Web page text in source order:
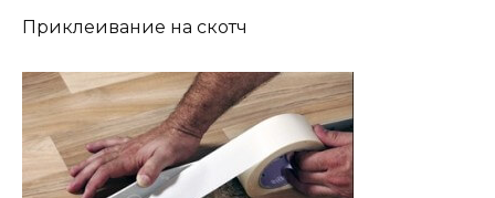
Приклеивание на скотч